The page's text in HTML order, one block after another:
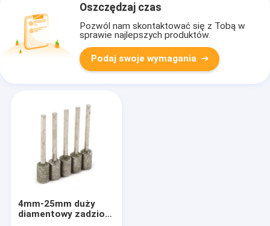
Oszczędzaj czas
Pozwól nam skontaktować się z Tobą w
sprawie najlepszych produktów.
Podaj swoje wymagania
4mm-25mm duży
diamentowy zadzior